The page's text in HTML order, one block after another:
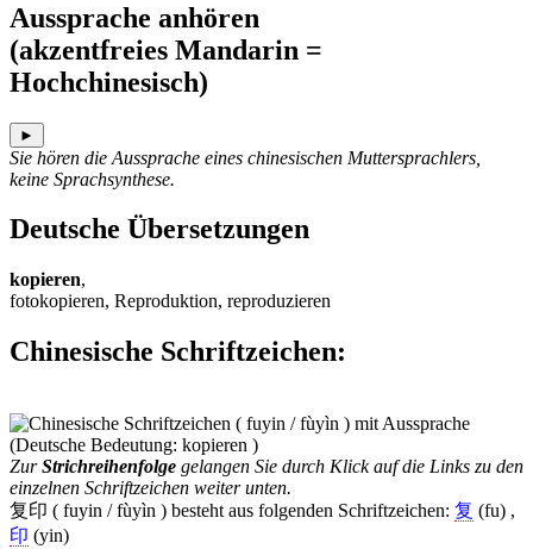
Aussprache anhören
(akzentfreies Mandarin =
Hochchinesisch)
►
Sie hören die Aussprache eines chinesischen Muttersprachlers,
keine Sprachsynthese.
Deutsche Übersetzungen
kopieren,
fotokopieren, Reproduktion, reproduzieren
Chinesische Schriftzeichen:
ZurStrichreihenfolge gelangen Sie durch Klick auf die Links zu den
einzelnen Schriftzeichen weiter unten.
复印 ( fuyin / fùyìn ) besteht aus folgenden Schriftzeichen: 复 (fu) ,
印 (yin)